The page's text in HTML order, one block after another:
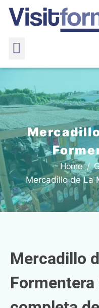
Home
Mercadillo de La
Mercadillo